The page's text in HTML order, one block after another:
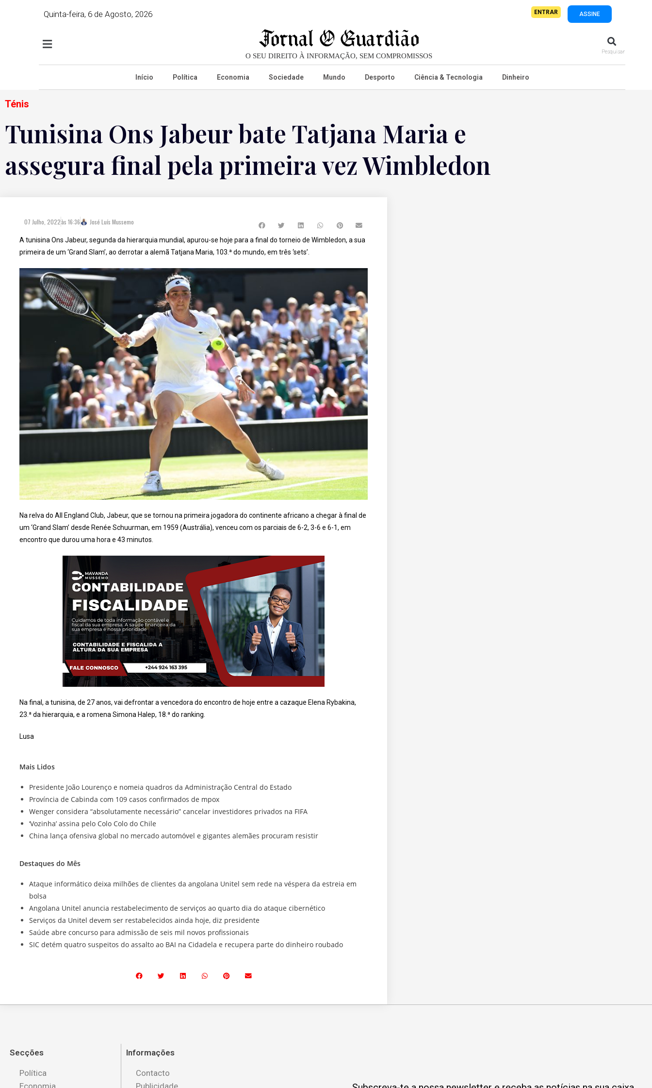
Quinta-feira, 6 de Agosto, 2026 ENTRAR ASSINE
O SEU DIREITO À INFORMAÇÃO, SEM COMPROMISSOS
Pesquisar
Início Política Economia Sociedade Mundo Desporto Ciência & Tecnologia Dinheiro
Ténis
Tunisina Ons Jabeur bate Tatjana Maria e
assegura final pela primeira vez Wimbledon
07 Julho, 2022às 16:36 José Luís Mussemo
A tunisina Ons Jabeur, segunda da hierarquia mundial, apurou-se hoje para a final do torneio de Wimbledon, a sua
primeira de um ‘Grand Slam’, ao derrotar a alemã Tatjana Maria, 103.ª do mundo, em três ‘sets’.
Na relva do All England Club, Jabeur, que se tornou na primeira jogadora do continente africano a chegar à final de
um ‘Grand Slam’ desde Renée Schuurman, em 1959 (Austrália), venceu com os parciais de 6-2, 3-6 e 6-1, em
encontro que durou uma hora e 43 minutos.
Na final, a tunisina, de 27 anos, vai defrontar a vencedora do encontro de hoje entre a cazaque Elena Rybakina,
23.ª da hierarquia, e a romena Simona Halep, 18.ª do ranking.
Lusa
Mais Lidos
Presidente João Lourenço e nomeia quadros da Administração Central do Estado
Província de Cabinda com 109 casos confirmados de mpox
Wenger considera “absolutamente necessário” cancelar investidores privados na FIFA
‘Vozinha’ assina pelo Colo Colo do Chile
China lança ofensiva global no mercado automóvel e gigantes alemães procuram resistir
Destaques do Mês
Ataque informático deixa milhões de clientes da angolana Unitel sem rede na véspera da estreia em
bolsa
Angolana Unitel anuncia restabelecimento de serviços ao quarto dia do ataque cibernético
Serviços da Unitel devem ser restabelecidos ainda hoje, diz presidente
Saúde abre concurso para admissão de seis mil novos profissionais
SIC detém quatro suspeitos do assalto ao BAI na Cidadela e recupera parte do dinheiro roubado
Secções
Política
Economia
Informações
Contacto
Publicidade